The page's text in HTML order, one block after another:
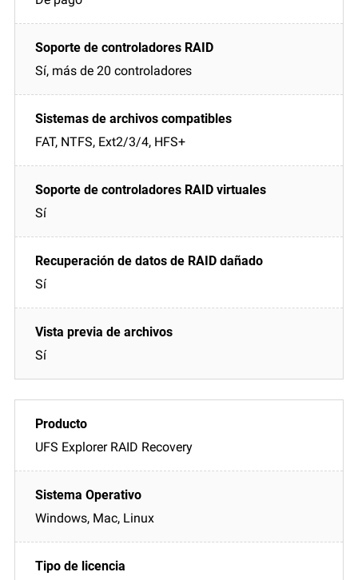
Sí, más de 20 controladores
FAT, NTFS, Ext2/3/4, HFS+
Sí
Sí
Sí
UFS Explorer RAID Recovery
Windows, Mac, Linux